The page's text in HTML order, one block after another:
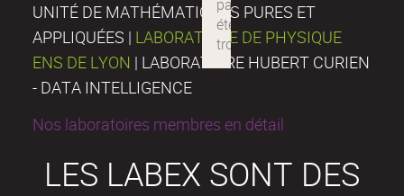
UNITÉ DE MATHÉMATIQUES PURES ET
APPLIQUÉES | LABORATOIRE DE PHYSIQUE
ENS DE LYON | LABORATOIRE HUBERT CURIEN
- DATA INTELLIGENCE
Nos laboratoires membres en détail
LES LABEX SONT DES